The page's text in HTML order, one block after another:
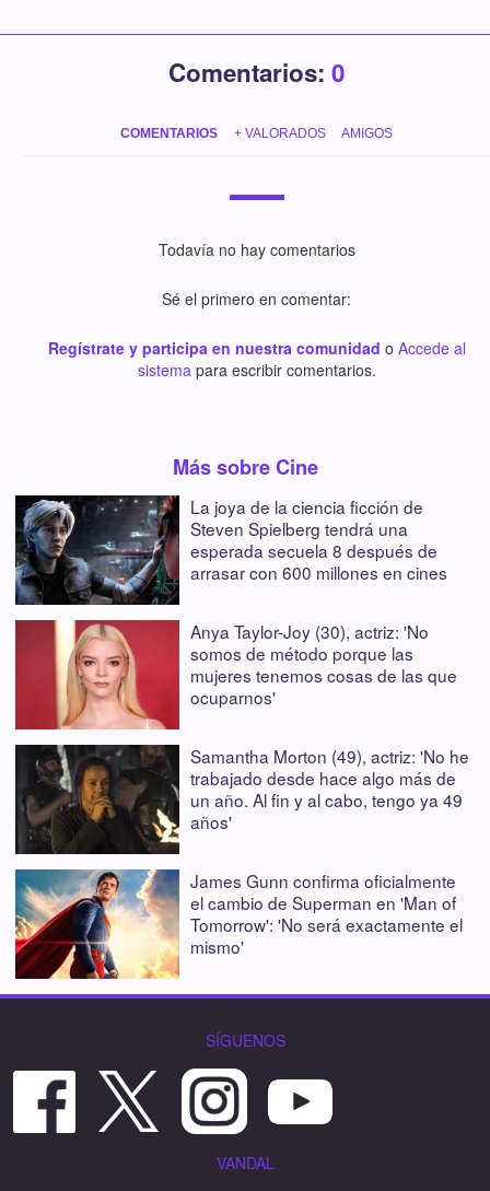
Comentarios: 0
COMENTARIOS + VALORADOS AMIGOS
Todavía no hay comentarios
Sé el primero en comentar:
Regístrate y participa en nuestra comunidad o Accede al
sistema para escribir comentarios.
Más sobre Cine
La joya de la ciencia ficción de
Steven Spielberg tendrá una
esperada secuela 8 después de
arrasar con 600 millones en cines
Anya Taylor-Joy (30), actriz: 'No
somos de método porque las
mujeres tenemos cosas de las que
ocuparnos'
Samantha Morton (49), actriz: 'No he
trabajado desde hace algo más de
un año. Al fin y al cabo, tengo ya 49
años'
James Gunn confirma oficialmente
el cambio de Superman en 'Man of
Tomorrow': 'No será exactamente el
mismo'
SÍGUENOS
VANDAL